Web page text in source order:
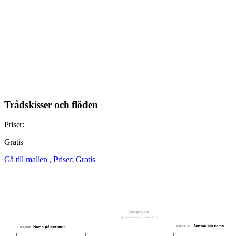
Trådskisser och flöden
Priser:
Gratis
Gå till mallen , Priser: Gratis